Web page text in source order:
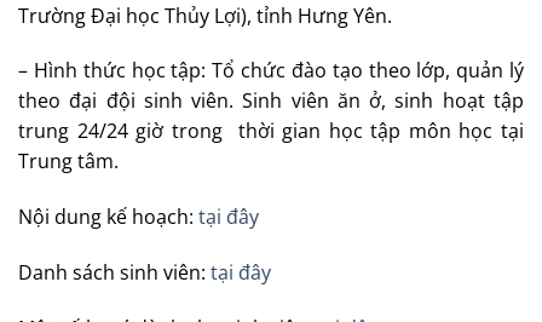
Trường Đại học Thủy Lợi), tỉnh Hưng Yên.
– Hình thức học tập: Tổ chức đào tạo theo lớp, quản lý
theo đại đội sinh viên. Sinh viên ăn ở, sinh hoạt tập
trung 24/24 giờ trong thời gian học tập môn học tại
Trung tâm.
Nội dung kế hoạch: tại đây
Danh sách sinh viên: tại đây